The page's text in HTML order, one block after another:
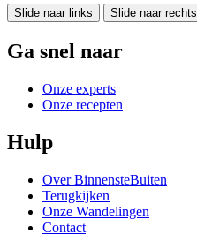
Slide naar links Slide naar rechts
Ga snel naar
Onze experts
Onze recepten
Hulp
Over BinnensteBuiten
Terugkijken
Onze Wandelingen
Contact